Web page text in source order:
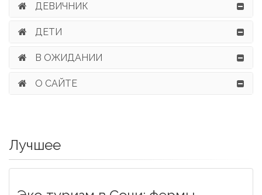
ДЕВИЧНИК
ДЕТИ
В ОЖИДАНИИ
О САЙТЕ
Лучшее